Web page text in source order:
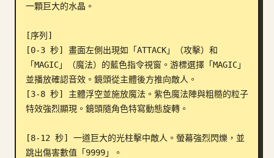
一顆巨大的水晶。
[序列]
[0-3 秒] 畫面左側出現如「ATTACK」（攻擊）和
「MAGIC」（魔法）的藍色指令視窗。游標選擇「MAGIC」
並播放確認音效。鏡頭從主體後方推向敵人。
[3-8 秒] 主體浮空並施放魔法。紫色魔法陣與粗糙的粒子
特效強烈顯現。鏡頭隨角色特寫動態旋轉。
[8-12 秒] 一道巨大的光柱擊中敵人。螢幕強烈閃爍，並
跳出傷害數值「9999」。